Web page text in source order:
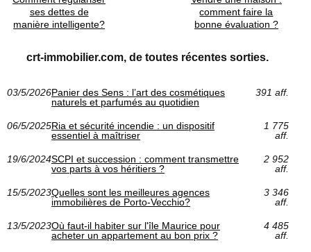
ses dettes de
manière intelligente?
comment faire la
bonne évaluation ?
crt-immobilier.com, de toutes récentes sorties.
03/5/2026Panier des Sens : l’art des cosmétiques
naturels et parfumés au quotidien
391 aff.
06/5/2025Ria et sécurité incendie : un dispositif
essentiel à maîtriser
1 775
aff.
19/6/2024SCPI et succession : comment transmettre
vos parts à vos héritiers ?
2 952
aff.
15/5/2023Quelles sont les meilleures agences
immobilières de Porto-Vecchio?
3 346
aff.
13/5/2023Où faut-il habiter sur l'île Maurice pour
acheter un appartement au bon prix ?
4 485
aff.